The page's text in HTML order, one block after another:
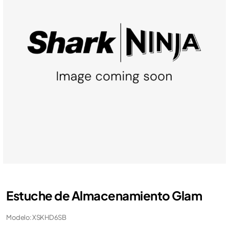
Estuche de Almacenamiento Glam
Modelo: XSKHD6SB